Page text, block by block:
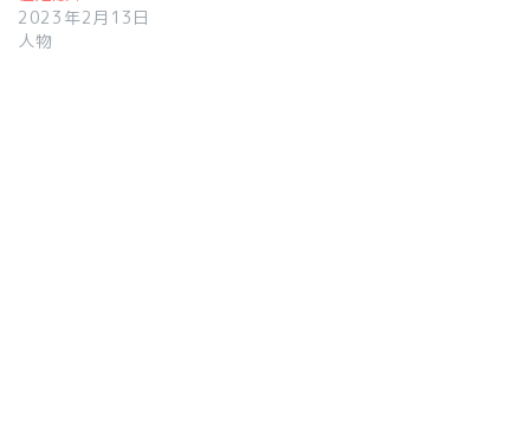
2023年2月13日
人物